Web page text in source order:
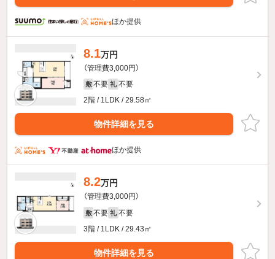
ほか提供
8.1万円
（管理費3,000円）
敷 不要 礼 不要
2階 / 1LDK / 29.58㎡
物件詳細を見る
ほか提供
8.2万円
（管理費3,000円）
敷 不要 礼 不要
3階 / 1LDK / 29.43㎡
物件詳細を見る